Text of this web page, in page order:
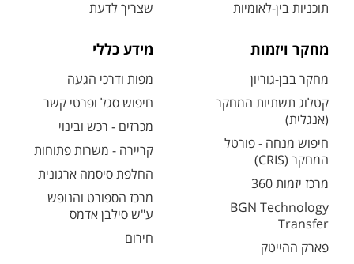
תוכניות בין-לאומיות
שצריך לדעת
מחקר ויזמות
מחקר בבן-גוריון
קטלוג תשתיות המחקר
(אנגלית)
חיפוש מנחה - פורטל
המחקר (CRIS)
מרכז יזמות 360
BGN Technology
Transfer
פארק ההייטק
מידע כללי
מפות ודרכי הגעה
חיפוש סגל ופרטי קשר
מכרזים - רכש ובינוי
קריירה - משרות פתוחות
החלפת סיסמה ארגונית
מרכז הספורט והנופש
ע"ש סילבן אדמס
חירום